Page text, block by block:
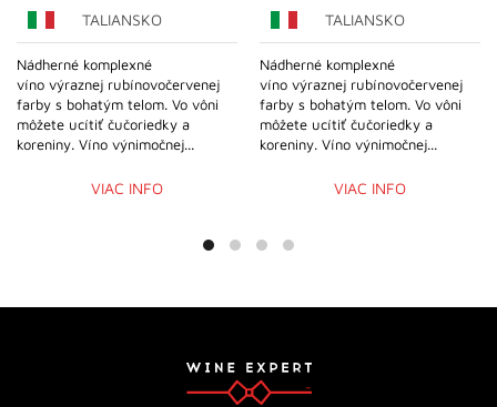
TALIANSKO
Nádherné komplexné
víno výraznej rubínovočervenej
farby s bohatým telom. Vo vôni
môžete ucítiť čučoriedky a
koreniny. Víno výnimočnej...
VIAC INFO
TALIANSKO
Nádherné komplexné
víno výraznej rubínovočervenej
farby s bohatým telom. Vo vôni
môžete ucítiť čučoriedky a
koreniny. Víno výnimočnej...
VIAC INFO